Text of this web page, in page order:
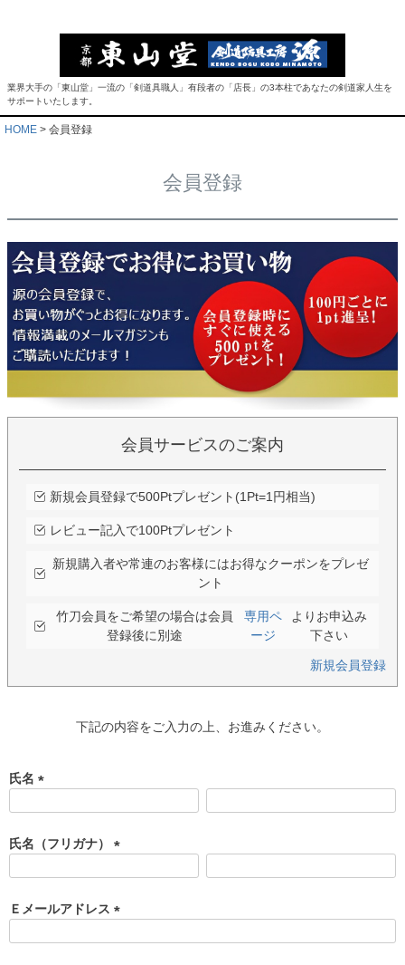
業界大手の「東山堂」一流の「剣道具職人」有段者の「店長」の3本柱であなたの剣道家人生を
サポートいたします。
HOME 会員登録
会員登録
会員サービスのご案内
新規会員登録で500Ptプレゼント(1Pt=1円相当)
レビュー記入で100Ptプレゼント
新規購入者や常連のお客様にはお得なクーポンをプレゼ
ント
竹刀会員をご希望の場合は会員
登録後に別途
専用ペ
ージ
よりお申込み
下さい
新規会員登録
下記の内容をご入力の上、お進みください。
氏名
須
)
氏名（フリガナ）
須
)
Ｅメールアドレス